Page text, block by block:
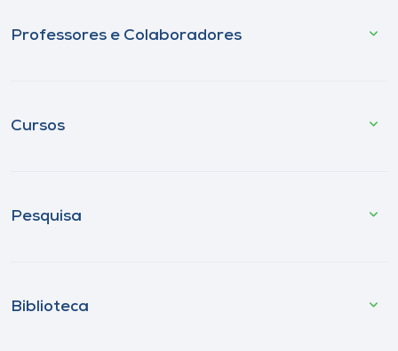
Professores e Colaboradores
Cursos
Pesquisa
Biblioteca